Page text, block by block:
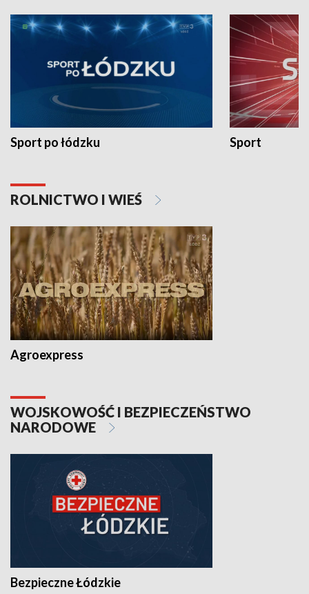
Sport po łódzku Sport
ROLNICTWO I WIEŚ
Agroexpress
WOJSKOWOŚĆ I BEZPIECZEŃSTWO
NARODOWE
Bezpieczne Łódzkie